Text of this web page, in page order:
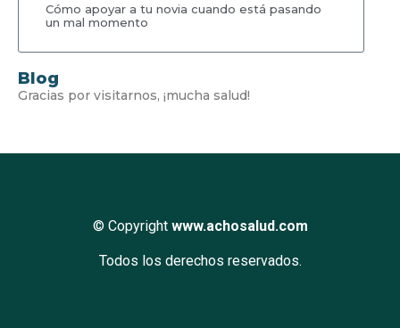
Cómo apoyar a tu novia cuando está pasando
un mal momento
Blog
Gracias por visitarnos, ¡mucha salud!
© Copyright www.achosalud.com
Todos los derechos reservados.